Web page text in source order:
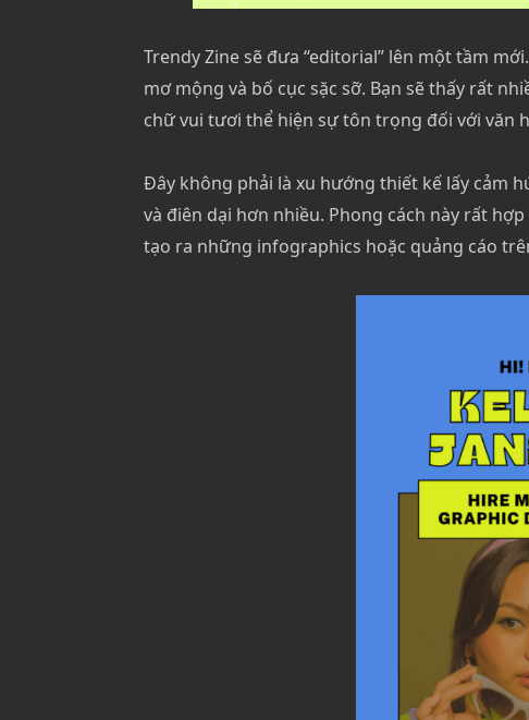
Trendy Zine sẽ đưa “editorial” lên một tầm
mơ mộng và bố cục sặc sỡ. Bạn sẽ thấy rất
chữ vui tươi thể hiện sự tôn trọng đối với văn
Đây không phải là xu hướng thiết kế lấy cảm
và điên dại hơn nhiều. Phong cách này rất
tạo ra những infographics hoặc quảng cáo